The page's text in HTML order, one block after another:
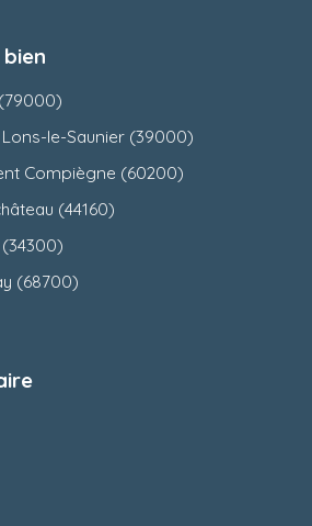
le-Saunier (39000)
Compiègne (60200)
(44160)
(68700)